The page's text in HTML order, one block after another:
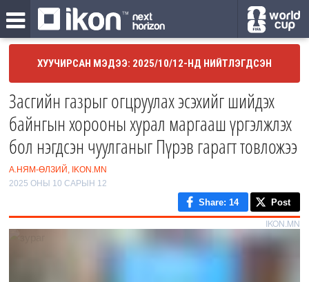
ХУУЧИРСАН МЭДЭЭ: 2025/10/12-НД НИЙТЛЭГДСЭН
Засгийн газрыг огцруулах эсэхийг шийдэх
байнгын хорооны хурал маргааш үргэлжлэх
бол нэгдсэн чуулганыг Пүрэв гарагт товложээ
А.НЯМ-ӨЛЗИЙ, IKON.MN
2025 ОНЫ 10 САРЫН 12
Share: 14 Post
IKON.MN